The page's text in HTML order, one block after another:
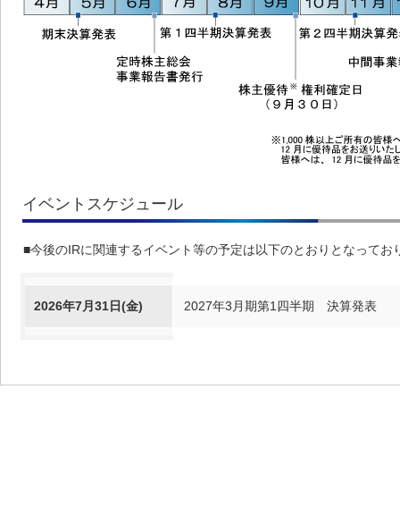
イベントスケジュール
■今後のIRに関連するイベント等の予定は以下のとおりとなってお
2026年7月31日(金) 2027年3月期第1四半期 決算発表